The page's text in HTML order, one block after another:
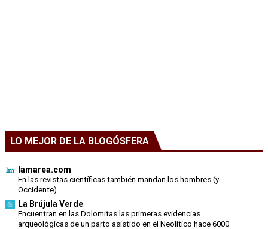
LO MEJOR DE LA BLOGÓSFERA
lamarea.com
En las revistas científicas también mandan los hombres (y
Occidente)
La Brújula Verde
Encuentran en las Dolomitas las primeras evidencias
arqueológicas de un parto asistido en el Neolítico hace 6000